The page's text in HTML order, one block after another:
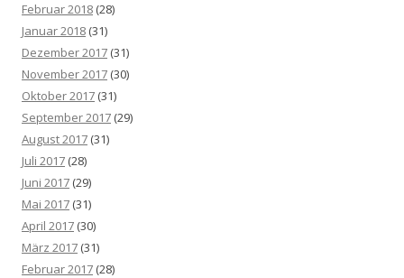
Februar 2018 (28)
Januar 2018 (31)
Dezember 2017 (31)
November 2017 (30)
Oktober 2017 (31)
September 2017 (29)
August 2017 (31)
Juli 2017 (28)
Juni 2017 (29)
Mai 2017 (31)
April 2017 (30)
März 2017 (31)
Februar 2017 (28)